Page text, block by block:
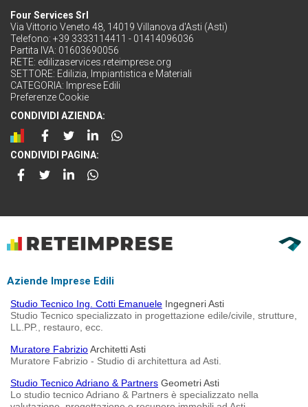
Four Services Srl
Via Vittorio Veneto 48, 14019 Villanova d'Asti (Asti)
Telefono: +39 3333114411 - 01414096036
Partita IVA: 01603690056
RETE: edilizaservices.reteimprese.org
SETTORE: Edilizia, Impiantistica e Materiali
CATEGORIA: Imprese Edili
Preferenze Cookie
CONDIVIDI AZIENDA:
CONDIVIDI PAGINA:
Aziende Imprese Edili
Studio Tecnico Ing. Cotti Emanuele Ingegneri Asti
Studio Tecnico specializzato in progettazione edile/civile, strutture,
LL.PP., restauro, ecc.
Muratore FabrizioArchitetti Asti
Muratore Fabrizio - Studio di architettura ad Asti.
Studio Tecnico Adriano & Partners Geometri Asti
Lo studio tecnico Adriano & Partners è specializzato nella